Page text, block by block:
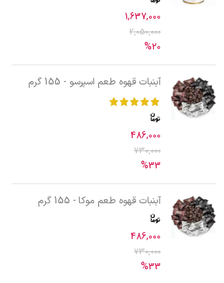
1,637,000
2,050,000
%20
آبنبات قهوه طعم اسپرسو - 155 گرم
486,000
730,000
%33
آبنبات قهوه طعم موکا - 155 گرم
486,000
730,000
%33